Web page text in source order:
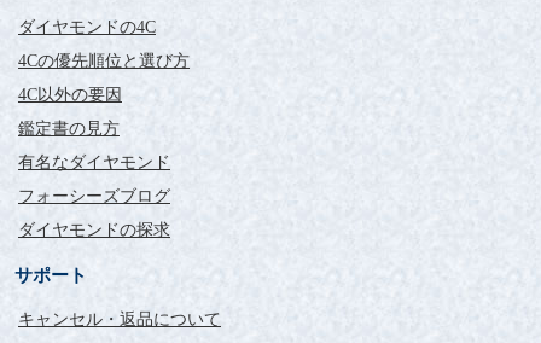
ダイヤモンドの4C
4Cの優先順位と選び方
4C以外の要因
鑑定書の見方
有名なダイヤモンド
フォーシーズブログ
ダイヤモンドの探求
サポート
キャンセル・返品について